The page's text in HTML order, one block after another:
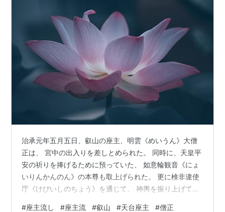
治承元年五月五日、叡山の座主、明雲《めいうん》大僧
正は、 宮中の出入りを差しとめられた。 同時に、天皇平
安の祈りを捧げるために預っていた、 如意輪観音《にょ
いりんかんのん》の本尊も取上げられた。 更に検非違使
庁《けびいしのちょう》を通じて、 神輿を振り上げて、
#座主流し #座主流 #叡山 #天台座主 #僧正